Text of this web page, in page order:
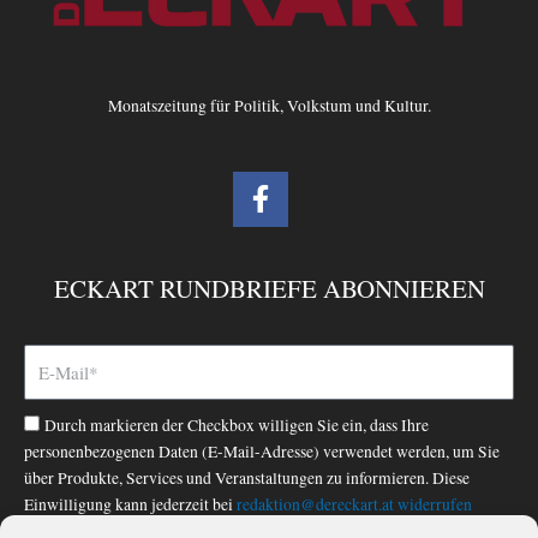
Monatszeitung für Politik, Volkstum und Kultur.
F
a
c
b
o
-
f
ECKART RUNDBRIEFE ABONNIEREN
Durch markieren der Checkbox willigen Sie ein, dass Ihre
personenbezogenen Daten (E-Mail-Adresse) verwendet werden, um Sie
über Produkte, Services und Veranstaltungen zu informieren. Diese
Einwilligung kann jederzeit bei redaktion@dereckart.atwiderrufen